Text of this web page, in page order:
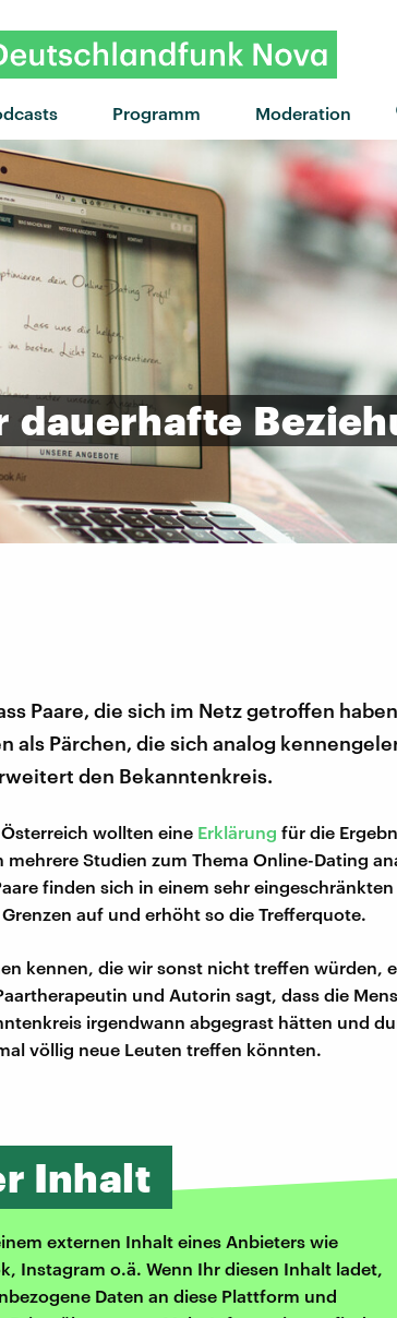
Programm Moderation
"Balancieren" von Edwin
dauerhafte
Paare, die sich im Netz getroffen
als Pärchen, die sich analog
den Bekanntenkreis.
wollten eine Erklärung für die
mehrere Studien zum Thema Online-Dating
finden sich in einem sehr
auf und erhöht so die Trefferquote.
kennen, die wir sonst nicht treffen würden,
und Autorin sagt, dass die
irgendwann abgegrast hätten und
völlig neue Leuten treffen könnten.
Inhalt
externen Inhalt eines Anbieters wie
Instagram o.ä. Wenn Ihr diesen Inhalt ladet,
Daten an diese Plattform und